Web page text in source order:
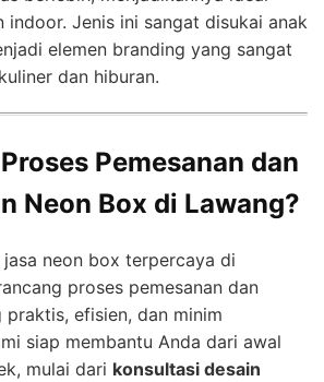
indoor. Jenis ini sangat disukai anak
elemen branding yang sangat
dan hiburan.
Pemesanan dan
Neon Box di Lawang?
neon box terpercaya di
proses pemesanan dan
praktis, efisien, dan minim
siap membantu Anda dari awal
mulai dari konsultasi desain